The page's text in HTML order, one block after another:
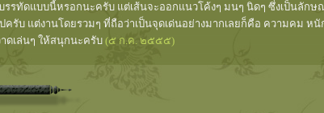
รรทัดแบบนี้หรอกนะครับ แต่เส้นจะออกแนวโค้งๆ มนๆ นิดๆ ซึ่งเป็นลัก
ครับ แต่งานโดยรวมๆ ที่ถือว่าเป็นจุดเด่นอย่างมากเลยก็คือ ความคม ห
ดเล่นๆ ให้สนุกนะครับ (๕ ก.ค. ๒๕๕๕)